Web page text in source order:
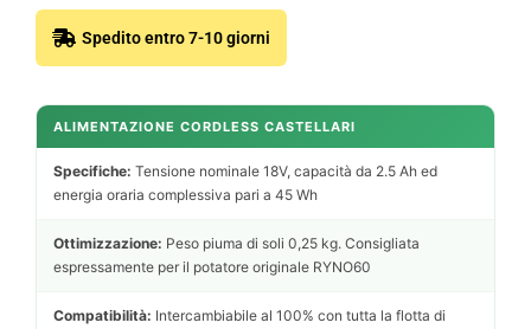
Spedito entro 7-10 giorni
ALIMENTAZIONE CORDLESS CASTELLARI
Specifiche: Tensione nominale 18V, capacità da 2.5 Ah ed
energia oraria complessiva pari a 45 Wh
Ottimizzazione: Peso piuma di soli 0,25 kg. Consigliata
espressamente per il potatore originale RYNO60
Compatibilità: Intercambiabile al 100% con tutta la flotta di